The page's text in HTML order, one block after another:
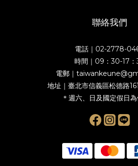
聯絡我們
電話｜02-2778-
時間｜09：30-17
電郵｜
地址｜臺北市信義區松德路
＊週六、日及國定假日